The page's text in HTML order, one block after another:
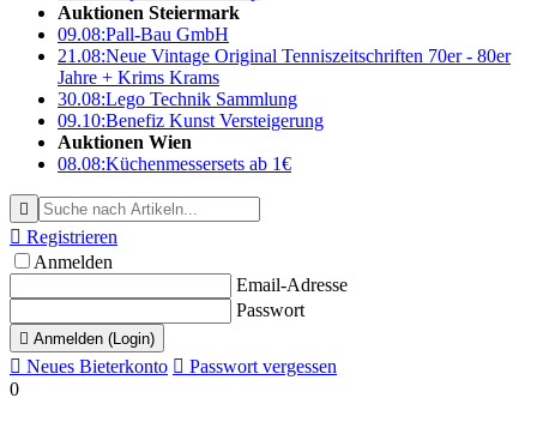
Auktionen Steiermark
09.08:Pall-Bau GmbH
21.08:Neue Vintage Original Tenniszeitschriften 70er - 80er
Jahre + Krims Krams
30.08:Lego Technik Sammlung
09.10:Benefiz Kunst Versteigerung
Auktionen Wien
08.08:Küchenmessersets ab 1€

 Registrieren
Anmelden
Email-Adresse
Passwort
 Anmelden (Login)
 Neues Bieterkonto  Passwort vergessen
0